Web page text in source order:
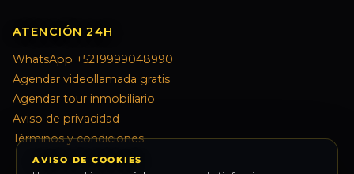
ATENCIÓN 24H
WhatsApp +5219999048990
Agendar videollamada gratis
Agendar tour inmobiliario
Aviso de privacidad
Términos y condiciones
AVISO DE COOKIES